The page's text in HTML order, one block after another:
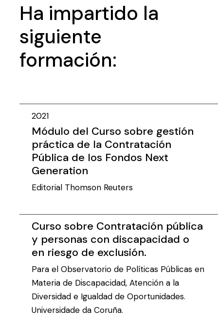
Ha impartido la
siguiente
formación:
2021
Módulo del Curso sobre gestión
práctica de la Contratación
Pública de los Fondos Next
Generation
Editorial Thomson Reuters
Curso sobre Contratación pública
y personas con discapacidad o
en riesgo de exclusión.
Para el Observatorio de Políticas Públicas en
Materia de Discapacidad, Atención a la
Diversidad e Igualdad de Oportunidades.
Universidade da Coruña.